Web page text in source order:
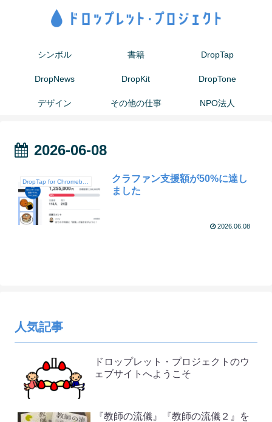
シンボル 書籍 DropTap
DropNews DropKit DropTone
デザイン その他の仕事 NPO法人
2026-06-08
クラファン支援額が50%に達し
ました
2026.06.08
人気記事
ドロップレット・プロジェクトのウ
ェブサイトへようこそ
『教師の流儀』『教師の流儀２』を